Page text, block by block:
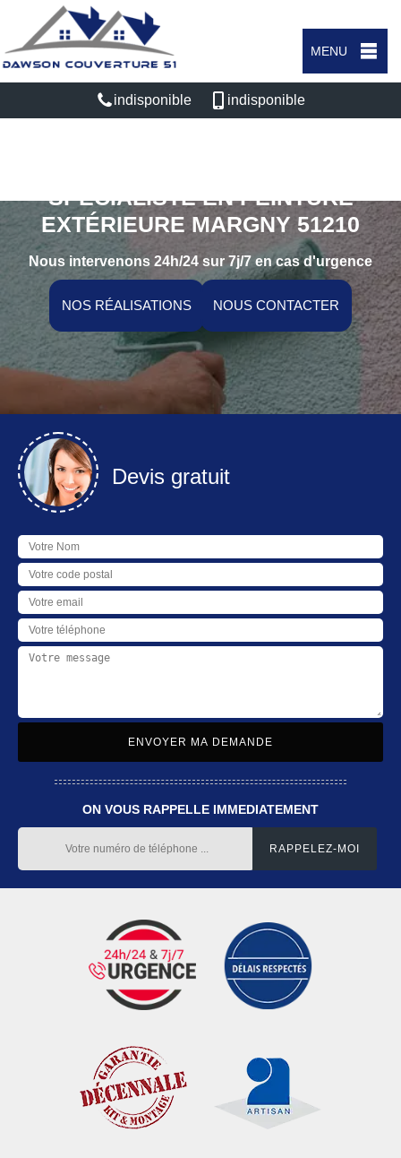
MENU
indisponible indisponible
SPÉCIALISTE EN PEINTURE
EXTÉRIEURE MARGNY 51210
Nous intervenons 24h/24 sur 7j/7 en cas d'urgence
NOS RÉALISATIONS NOUS CONTACTER
Devis gratuit
ON VOUS RAPPELLE IMMEDIATEMENT